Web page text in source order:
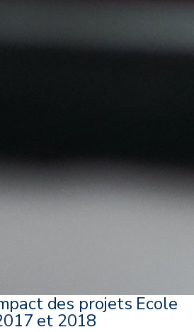
des projets Ecole
et 2018